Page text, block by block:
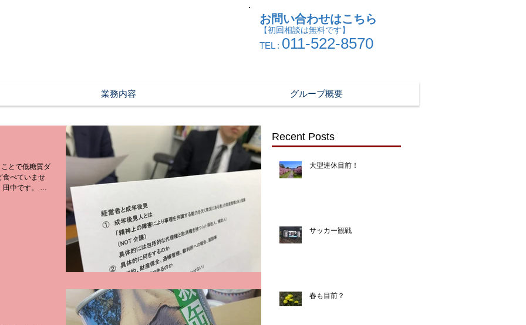
お問い合わせはこちら
【初回相談は無料です】
TEL : 011-522-8570
業務内容 グループ概要
とで低糖質ダ
食べていませ
田中です。 突
Recent Posts
大型連休目前！
サッカー観戦
春も目前？